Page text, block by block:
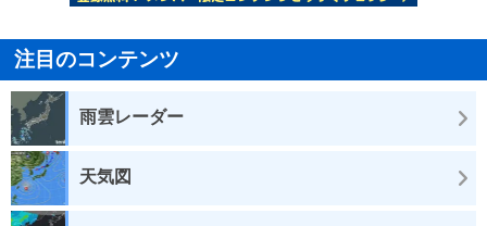
注目のコンテンツ
雨雲レーダー
天気図